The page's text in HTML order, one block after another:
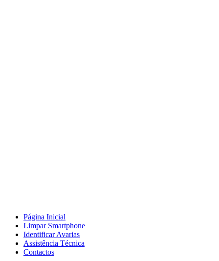
Página Inicial
Limpar Smartphone
Identificar Avarias
Assistência Técnica
Contactos